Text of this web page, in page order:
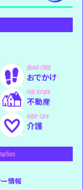
おでかけ
不動産
介護
ー情報